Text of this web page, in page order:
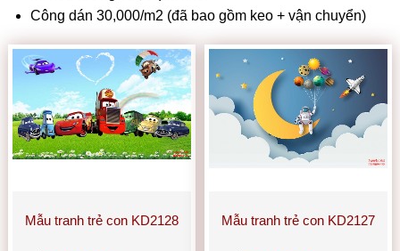
Công dán 30,000/m2 (đã bao gồm keo + vận chuyển)
Mẫu tranh trẻ con KD2128 Mẫu tranh trẻ con KD2127